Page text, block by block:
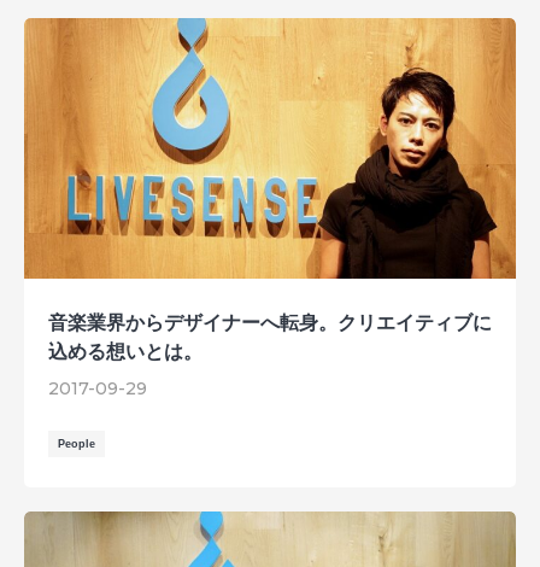
音楽業界からデザイナーへ転身。クリエイティブに
込める想いとは。
2017-09-29
People